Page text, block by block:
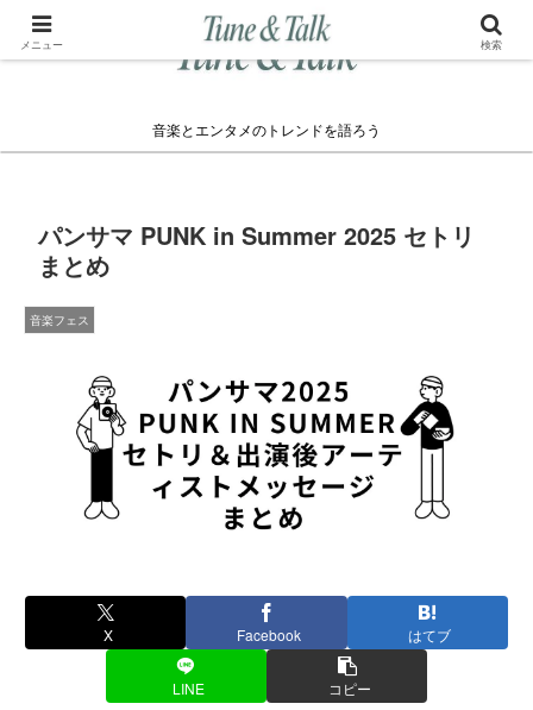
音楽とエンタメのトレンドを語ろう
パンサマ PUNK in Summer 2025 セトリ
まとめ
音楽フェス
X Facebook はてブ
LINE コピー
メニュー 検索